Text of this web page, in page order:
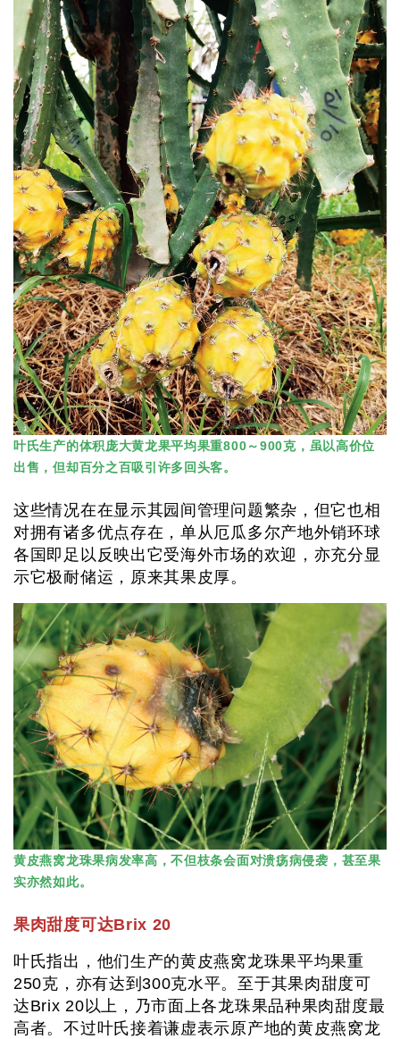
叶氏生产的体积庞大黄龙果平均果重800～900克，虽以高价位
出售，但却百分之百吸引许多回头客。
这些情况在在显示其园间管理问题繁杂，但它也相
对拥有诸多优点存在，单从厄瓜多尔产地外销环球
各国即足以反映出它受海外市场的欢迎，亦充分显
示它极耐储运，原来其果皮厚。
黄皮燕窝龙珠果病发率高，不但枝条会面对溃疡病侵袭，甚至果
实亦然如此。
果肉甜度可达Brix 20
叶氏指出，他们生产的黄皮燕窝龙珠果平均果重
250克，亦有达到300克水平。至于其果肉甜度可
达Brix 20以上，乃市面上各龙珠果品种果肉甜度最
高者。不过叶氏接着谦虚表示原产地的黄皮燕窝龙